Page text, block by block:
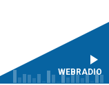
WEBRADIO